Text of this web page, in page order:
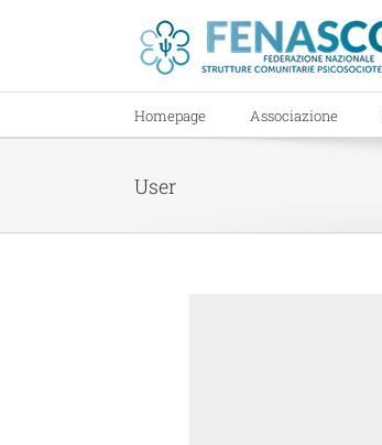
Homepage Associazione
User